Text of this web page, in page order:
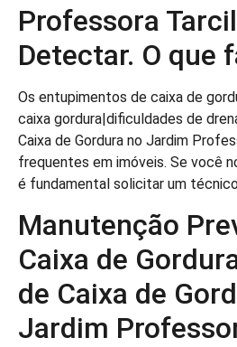
Professora
Detectar. O que
Os entupimentos de caixa de
caixa gordura|dificuldades de
Caixa de Gordura no Jardim
frequentes em imóveis. Se você
é fundamental solicitar um
Manutenção
Caixa de
de Caixa de
Jardim